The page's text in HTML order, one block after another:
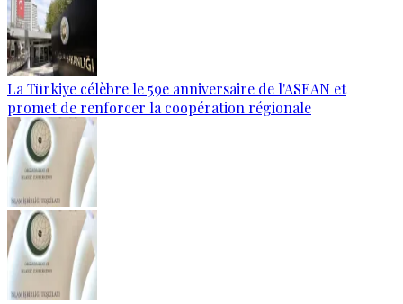
La Türkiye célèbre le 59e anniversaire de l'ASEAN et
promet de renforcer la coopération régionale